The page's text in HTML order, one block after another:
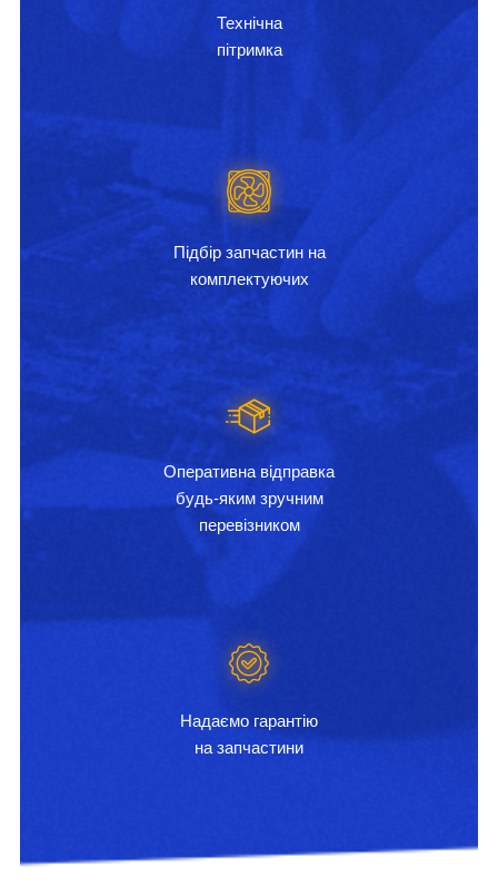
Технічна
пітримка
Підбір запчастин на
комплектуючих
Оперативна відправка
будь-яким зручним
перевізником
Надаємо гарантію
на запчастини